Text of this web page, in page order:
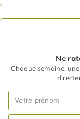
Ne
Chaque semaine,